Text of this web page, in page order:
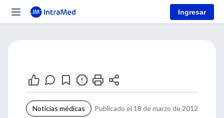
Ingresar
Noticias médicas
Publicado el 18 de marzo de 2012